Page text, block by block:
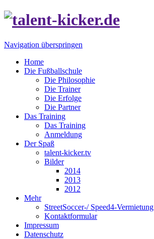
Navigation überspringen
Home
Die Fußballschule
Die Philosophie
Die Trainer
Die Erfolge
Die Partner
Das Training
Das Training
Anmeldung
Der Spaß
talent-kicker.tv
Bilder
2014
2013
2012
Mehr
StreetSoccer-/ Speed4-Vermietung
Kontaktformular
Impressum
Datenschutz